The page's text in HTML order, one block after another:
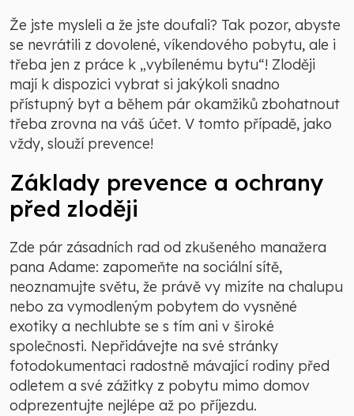
Že jste mysleli a že jste doufali? Tak pozor, abyste
se nevrátili z dovolené, víkendového pobytu, ale i
třeba jen z práce k „vybílenému bytu“! Zloději
mají k dispozici vybrat si jakýkoli snadno
přístupný byt a během pár okamžiků zbohatnout
třeba zrovna na váš účet. V tomto případě, jako
vždy, slouží prevence!
Základy prevence a ochrany
před zloději
Zde pár zásadních rad od zkušeného manažera
pana Adame: zapomeňte na sociální sítě,
neoznamujte světu, že právě vy mizíte na chalupu
nebo za vymodleným pobytem do vysněné
exotiky a nechlubte se s tím ani v široké
společnosti. Nepřidávejte na své stránky
fotodokumentaci radostně mávající rodiny před
odletem a své zážitky z pobytu mimo domov
odprezentujte nejlépe až po příjezdu.